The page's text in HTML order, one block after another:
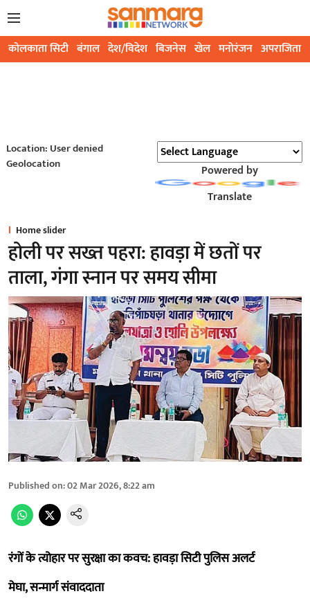
कोलकाता सिटी बंगाल देश/विदेश बिजनेस खेल मनोरंजन अपराजिता
Location: User denied
Geolocation
Powered by
Translate
Home slider
होली पर सख्त पहरा: हावड़ा में छतों पर
ताला, गंगा स्नान पर समय सीमा
Published on:02 Mar 2026, 8:22 am
रंगों के त्योहार पर सुरक्षा का कवच: हावड़ा सिटी पुलिस अलर्ट
मेघा, सन्मार्ग संवाददाता